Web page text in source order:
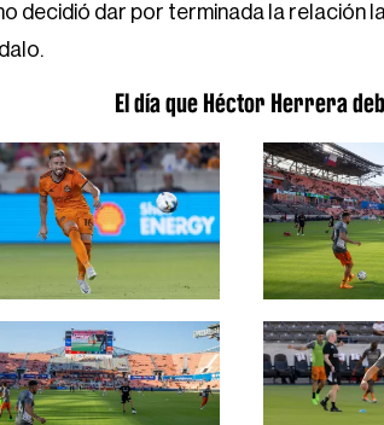
decidió dar por terminada la relación
El día que Héctor Herrera